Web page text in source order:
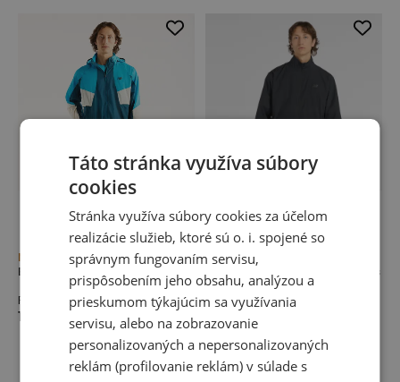
Novinka
Bunda New Balance RC
Pánske bežecké bundy
140,00 €
Novinka
Bunda New Balance Fast Days
Jarné bundy
90,00 €
Táto stránka využíva súbory
cookies
Stránka využíva súbory cookies za účelom
realizácie služieb, ktoré sú o. i. spojené so
správnym fungovaním servisu,
prispôsobením jeho obsahu, analýzou a
prieskumom týkajúcim sa využívania
servisu, alebo na zobrazovanie
personalizovaných a nepersonalizovaných
reklám (profilovanie reklám) v súlade s